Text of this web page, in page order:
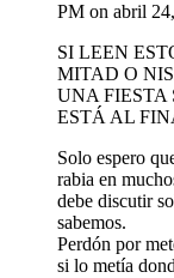
PM on abril
SI LEEN
MITAD O
UNA FIESTA
ESTÁ AL
Solo espero
rabia en
debe discutir
sabemos.
Perdón por
si lo metía